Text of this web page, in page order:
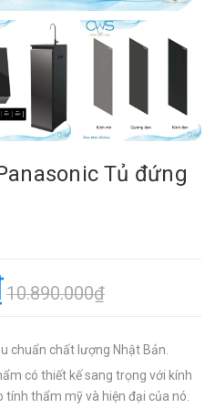
Tủ đứng
10.890.000₫
chuẩn chất lượng Nhật Bản.
có thiết kế sang trọng với kính
tính thẩm mỹ và hiện đại của nó.